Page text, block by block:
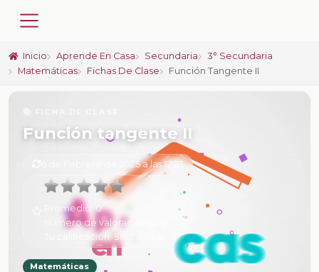
Inicio Aprende En Casa Secundaria
3° Secundaria
Matemáticas
Fichas De Clase Función Tangente II
Función tangente II
6 de Febrero de 2025 a las 17:23
Promedio:0
Número de valoraciones:
Tu calificación:Sin calificar
Matemáticas